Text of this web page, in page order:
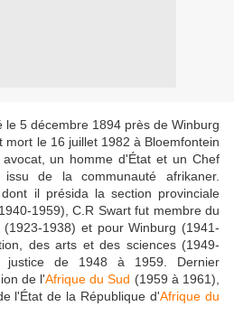
le 5 décembre 1894 près de Winburg
le 16 juillet 1982 à Bloemfontein
un homme d'État et un Chef
, issu de la communauté afrikaner.
il présida la section provinciale
1959), C.R Swart fut membre du
1938) et pour Winburg (1941-
des arts et des sciences (1949-
de 1948 à 1959. Dernier
de l'Afrique du Sud (1959 à 1961),
l'État de la République d'Afrique du